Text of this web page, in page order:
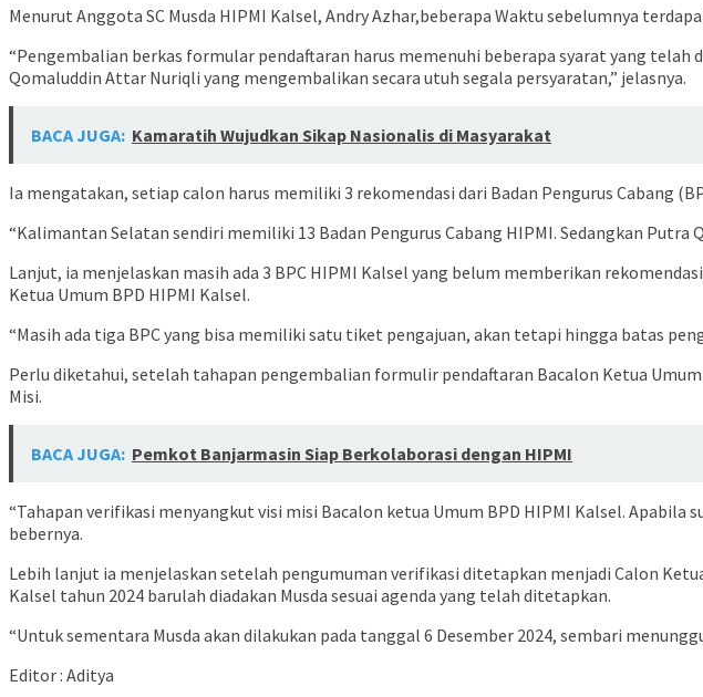
Menurut Anggota SC Musda HIPMI Kalsel, Andry Azhar,beberapa Waktu sebelumnya
“Pengembalian berkas formular pendaftaran harus memenuhi beberapa syarat yang
Qomaluddin Attar Nuriqli yang mengembalikan secara utuh segala persyaratan,” jelasnya.
BACA JUGA: Kamaratih Wujudkan Sikap Nasionalis di Masyarakat
Ia mengatakan, setiap calon harus memiliki 3 rekomendasi dari Badan Pengurus Cabang
“Kalimantan Selatan sendiri memiliki 13 Badan Pengurus Cabang HIPMI. Sedangkan
Lanjut, ia menjelaskan masih ada 3 BPC HIPMI Kalsel yang belum memberikan
Ketua Umum BPD HIPMI Kalsel.
“Masih ada tiga BPC yang bisa memiliki satu tiket pengajuan, akan tetapi hingga batas
Perlu diketahui, setelah tahapan pengembalian formulir pendaftaran Bacalon Ketua
Misi.
BACA JUGA: Pemkot Banjarmasin Siap Berkolaborasi dengan HIPMI
“Tahapan verifikasi menyangkut visi misi Bacalon ketua Umum BPD HIPMI Kalsel.
bebernya.
Lebih lanjut ia menjelaskan setelah pengumuman verifikasi ditetapkan menjadi Calon
Kalsel tahun 2024 barulah diadakan Musda sesuai agenda yang telah ditetapkan.
“Untuk sementara Musda akan dilakukan pada tanggal 6 Desember 2024, sembari
Editor : Aditya